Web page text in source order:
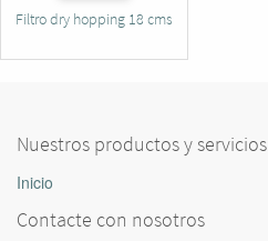
Filtro dry hopping 18 cms
Nuestros productos y servicios
Inicio
Contacte con nosotros